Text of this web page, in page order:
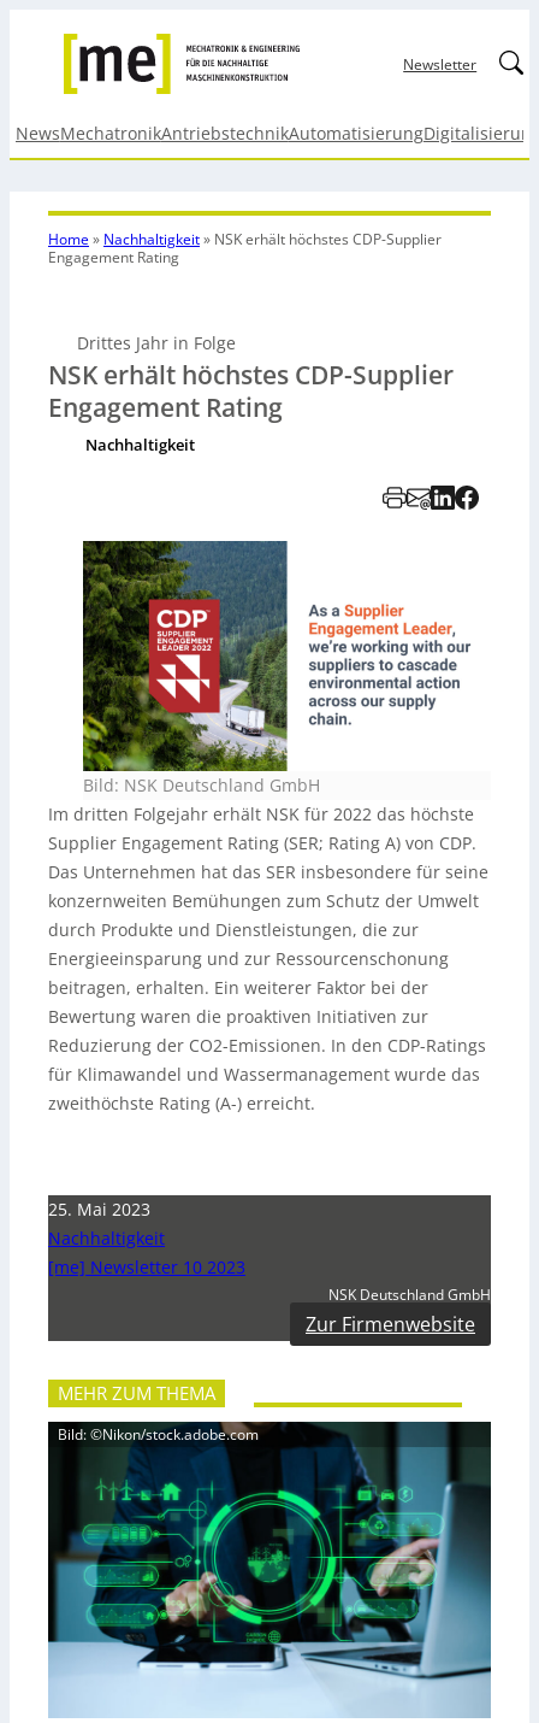
Newsletter
NewsMechatronikAntriebstechnikAutomatisierung
Home» Nachhaltigkeit» NSK erhält höchstes CDP-Supplier
Engagement Rating
Drittes Jahr in Folge
NSK erhält höchstes CDP-Supplier
Engagement Rating
Nachhaltigkeit
Bild: NSK Deutschland GmbH
Im dritten Folgejahr erhält NSK für 2022 das höchste
Supplier Engagement Rating (SER; Rating A) von CDP.
Das Unternehmen hat das SER insbesondere für seine
konzernweiten Bemühungen zum Schutz der Umwelt
durch Produkte und Dienstleistungen, die zur
Energieeinsparung und zur Ressourcenschonung
beitragen, erhalten. Ein weiterer Faktor bei der
Bewertung waren die proaktiven Initiativen zur
Reduzierung der CO2-Emissionen. In den CDP-Ratings
für Klimawandel und Wassermanagement wurde das
zweithöchste Rating (A-) erreicht.
25. Mai 2023
Nachhaltigkeit
[me] Newsletter 10 2023
NSK Deutschland GmbH
Zur Firmenwebsite
MEHR ZUM THEMA
Bild: ©Nikon/stock.adobe.com